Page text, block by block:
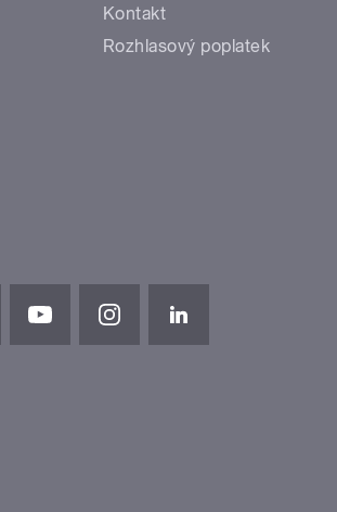
Kontakt
Rozhlasový poplatek